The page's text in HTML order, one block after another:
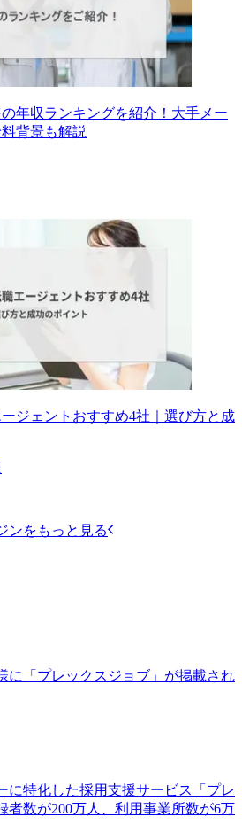
年収ランキングを紹介！大手メー
背景も解説
ジェントおすすめ4社｜選び方と成
ンをもっと見る
に「プレックスジョブ」が掲載され
に特化した採用支援サービス「プレ
者数が200万人、利用事業所数が6万